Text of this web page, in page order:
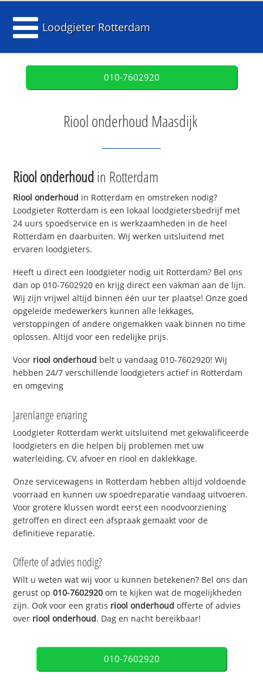
Loodgieter Rotterdam
010-7602920
Riool onderhoud Maasdijk
Riool onderhoudin Rotterdam
Riool onderhoud in Rotterdam en omstreken nodig?
Loodgieter Rotterdam is een lokaal loodgietersbedrijf met
24 uurs spoedservice en is werkzaamheden in de heel
Rotterdam en daarbuiten. Wij werken uitsluitend met
ervaren loodgieters.
Heeft u direct een loodgieter nodig uit Rotterdam? Bel ons
dan op 010-7602920 en krijg direct een vakman aan de lijn.
Wij zijn vrijwel altijd binnen één uur ter plaatse! Onze goed
opgeleide medewerkers kunnen alle lekkages,
verstoppingen of andere ongemakken vaak binnen no time
oplossen. Altijd voor een redelijke prijs.
Voor riool onderhoud belt u vandaag 010-7602920! Wij
hebben 24/7 verschillende loodgieters actief in Rotterdam
en omgeving
Jarenlange ervaring
Loodgieter Rotterdam werkt uitsluitend met gekwalificeerde
loodgieters en die helpen bij problemen met uw
waterleiding, CV, afvoer en riool en daklekkage.
Onze servicewagens in Rotterdam hebben altijd voldoende
voorraad en kunnen uw spoedreparatie vandaag uitvoeren.
Voor grotere klussen wordt eerst een noodvoorziening
getroffen en direct een afspraak gemaakt voor de
definitieve reparatie.
Offerte of advies nodig?
Wilt u weten wat wij voor u kunnen betekenen? Bel ons dan
gerust op010-7602920 om te kijken wat de mogelijkheden
zijn. Ook voor een gratis riool onderhoud offerte of advies
over riool onderhoud. Dag en nacht bereikbaar!
010-7602920